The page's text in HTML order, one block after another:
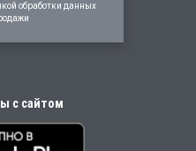
обработки данных
с сайтом